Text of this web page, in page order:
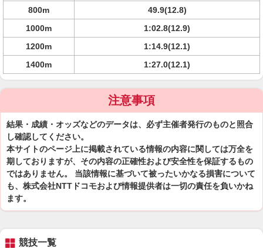
800m
49.9(12.8)
1000m
1:02.8(12.9)
1200m
1:14.9(12.1)
1400m
1:27.0(12.1)
注意事項
結果・成績・オッズなどのデータは、必ず主催者発行のものと照合
し確認してください。
本サイトのページ上に掲載されている情報の内容に関しては万全を
期しておりますが、その内容の正確性および安全性を保証するもの
ではありません。 当該情報に基づいて被ったいかなる損害について
も、株式会社NTTドコモおよび情報提供者は一切の責任を負いかね
ます。
競技一覧